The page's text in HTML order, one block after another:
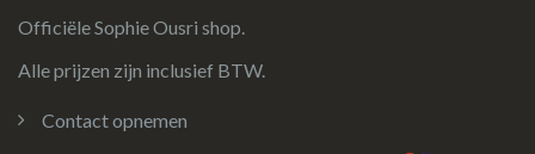
Officiële Sophie Ousri shop.
Alle prijzen zijn inclusief BTW.
Contact opnemen